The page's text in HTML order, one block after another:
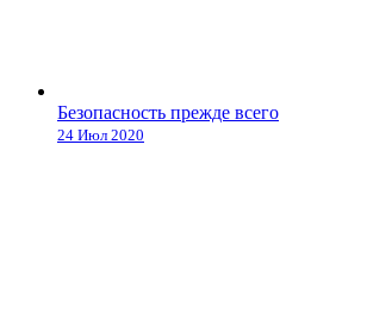
Безопасность прежде всего
24 Июл 2020